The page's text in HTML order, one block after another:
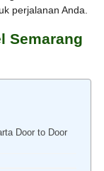
perjalanan Anda.
Semarang
Door to Door